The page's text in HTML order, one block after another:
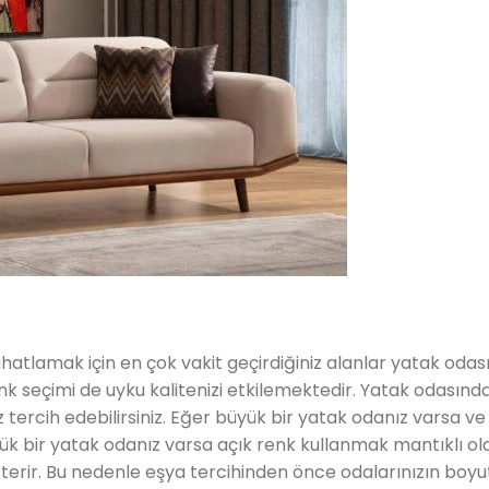
için en çok vakit geçirdiğiniz alanlar yatak
seçimi de uyku kalitenizi etkilemektedir. Yatak
edebilirsiniz. Eğer büyük bir yatak odanız varsa
bir yatak odanız varsa açık renk kullanmak mantıklı
Bu nedenle eşya tercihinden önce odalarınızın